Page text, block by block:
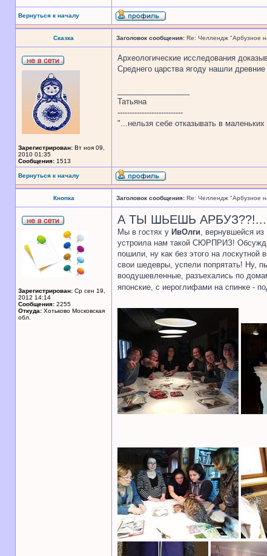
Вернуться к началу
Сказка Заголовок сообщения: Re: Челлендж "Арбузное
Зарегистрирован: Вт ноя 09,
2010 01:35
Сообщения: 1513
Археологические исследования
Среднего царства ягоду нашли
Татьяна
---------------------------
"...нельзя себе отказывать в
Вернуться к началу
Кнопка Заголовок сообщения: Re: Челлендж "Арбузное
Зарегистрирован: Ср сен 19,
2012 14:14
Сообщения: 2255
Откуда: Хотьково Московская
обл.
А ТЫ ШЬЕШЬ
Мы в гостях у ИвОлги, вернувшейся из
устроила нам такой СЮРПРИЗ!
пошили, ну как без этого на
свои шедевры, успели попрятать! Ну,
воодушевленные, разъехались по
японские, с иероглифами на спинке -